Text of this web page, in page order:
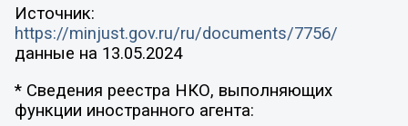
Источник:
https://minjust.gov.ru/ru/documents/7756/
данные на 13.05.2024
* Сведения реестра НКО, выполняющих
функции иностранного агента: